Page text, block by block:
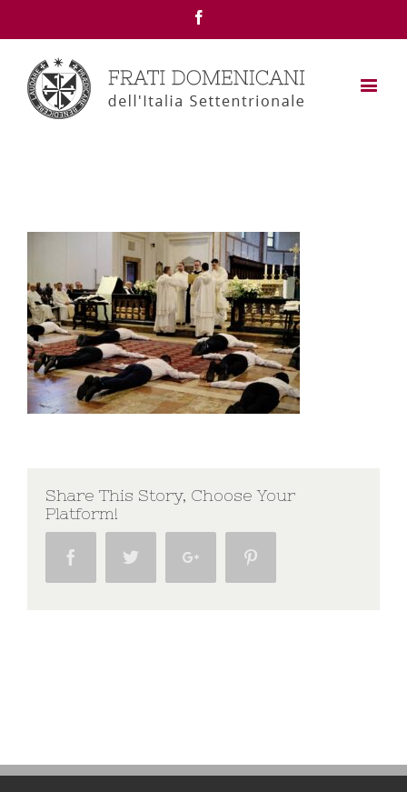
Share This Story, Choose Your
Platform!
Facebook Twitter Google+